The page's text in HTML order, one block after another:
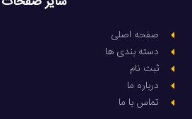
صفحه اصلی
دسته بندی ها
ثبت نام
درباره ما
تماس با ما